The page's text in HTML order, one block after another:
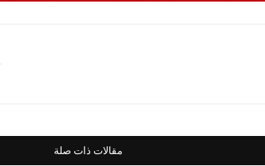
مقالات ذات صلة